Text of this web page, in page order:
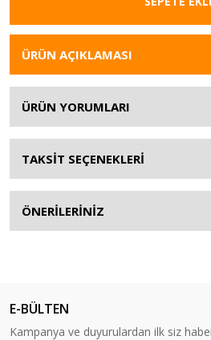
ÜRÜN AÇIKLAMASI
ÜRÜN YORUMLARI
TAKSİT SEÇENEKLERİ
ÖNERİLERİNİZ
E-BÜLTEN
Kampanya ve duyurulardan ilk siz